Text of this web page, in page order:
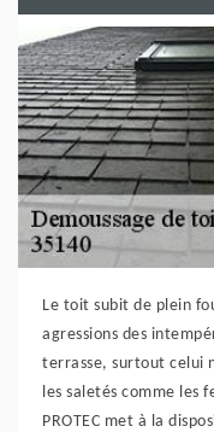
Le toit subit de plein
agressions des
terrasse, surtout celui
les saletés comme les
PROTEC met à la